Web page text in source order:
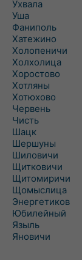
Ухвала
Уша
Фаниполь
Хатежино
Холопеничи
Холхолица
Хоростово
Хотляны
Хотюхово
Червень
Чисть
Шацк
Шершуны
Шиловичи
Щитковичи
Щитомиричи
Щомыслица
Энергетиков
Юбилейный
Языль
Яновичи